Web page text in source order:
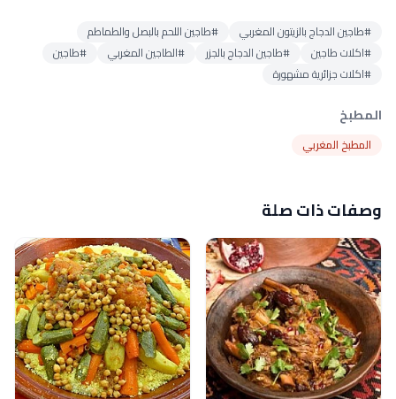
#طاجين الدجاج بالزيتون المغربي
#طاجين اللحم بالبصل والطماطم
#اكلات طاجين
#طاجين الدجاج بالجزر #الطاجين المغربي
#طاجين
#اكلات جزائرية مشهورة
المطبخ
المطبخ المغربي
وصفات ذات صلة